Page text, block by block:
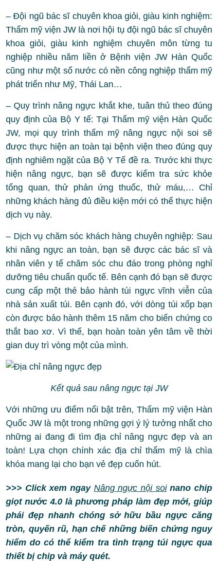
– Đội ngũ bác sĩ chuyên khoa giỏi, giàu kinh nghiệm:
Thẩm mỹ viện JW là nơi hội tụ đội ngũ bác sĩ chuyên
khoa giỏi, giàu kinh nghiệm chuyên môn từng tu
nghiệp nhiều năm liền ở Bệnh viện JW Hàn Quốc
cũng như một số nước có nền công nghiệp thẩm mỹ
phát triển như Mỹ, Thái Lan…
– Quy trình nâng ngực khắt khe, tuân thủ theo đúng
quy định của Bộ Y tế: Tại Thẩm mỹ viện Hàn Quốc
JW, mọi quy trình thẩm mỹ nâng ngực nội soi sẽ
được thực hiện an toàn tại bệnh viện theo đúng quy
định nghiêm ngặt của Bộ Y Tế đề ra. Trước khi thực
hiện nâng ngực, bạn sẽ được kiểm tra sức khỏe
tổng quan, thử phản ứng thuốc, thử máu,… Chỉ
những khách hàng đủ điều kiện mới có thể thực hiện
dịch vụ này.
– Dịch vụ chăm sóc khách hàng chuyên nghiệp: Sau
khi nâng ngực an toàn, bạn sẽ được các bác sĩ và
nhân viên y tế chăm sóc chu đáo trong phòng nghỉ
dưỡng tiêu chuẩn quốc tế. Bên cạnh đó bạn sẽ được
cung cấp một thẻ bảo hành túi ngực vĩnh viễn của
nhà sản xuất túi. Bên cạnh đó, với dòng túi xốp bạn
còn được bảo hành thêm 15 năm cho biến chứng co
thắt bao xơ. Vì thế, bạn hoàn toàn yên tâm về thời
gian duy trì vòng một của mình.
Kết quả sau nâng ngực tại JW
Với những ưu điểm nổi bật trên, Thẩm mỹ viện Hàn
Quốc JW là một trong những gợi ý lý tưởng nhất cho
những ai đang đi tìm địa chỉ nâng ngực đẹp và an
toàn! Lựa chọn chính xác địa chỉ thẩm mỹ là chìa
khóa mang lại cho bạn vẻ đẹp cuốn hút.
>>> Click xem ngay Nâng ngực nội soinano chip
giọt nước 4.0 là phương pháp làm đẹp mới, giúp
phái đẹp nhanh chóng sở hữu bầu ngực căng
tròn, quyến rũ, hạn chế những biến chứng nguy
hiểm do có thể kiểm tra tình trạng túi ngực qua
thiết bị chip và máy quét.